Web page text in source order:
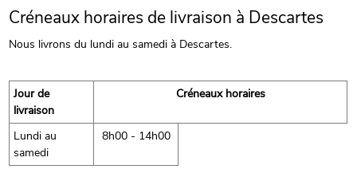
Créneaux horaires de livraison à Descartes
Nous livrons du lundi au samedi à Descartes.
Jour de
livraison
Créneaux horaires
Lundi au
samedi
8h00 - 14h00